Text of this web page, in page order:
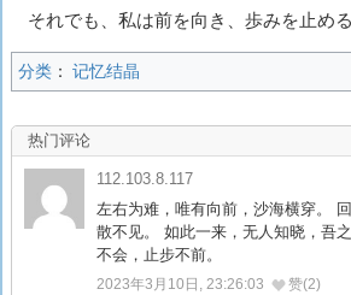
それでも、私は前を向き、歩みを止め
分类： 记忆结晶
热门评论
112.103.8.117
左右为难，唯有向前，沙海横穿。
散不见。 如此一来，无人知晓，吾
不会，止步不前。
2023年3月10日, 23:26:03 赞(2)